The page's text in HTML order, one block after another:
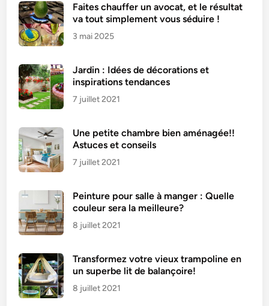
Faites chauffer un avocat, et le résultat
va tout simplement vous séduire !
3 mai 2025
Jardin : Idées de décorations et
inspirations tendances
7 juillet 2021
Une petite chambre bien aménagée!!
Astuces et conseils
7 juillet 2021
Peinture pour salle à manger : Quelle
couleur sera la meilleure?
8 juillet 2021
Transformez votre vieux trampoline en
un superbe lit de balançoire!
8 juillet 2021